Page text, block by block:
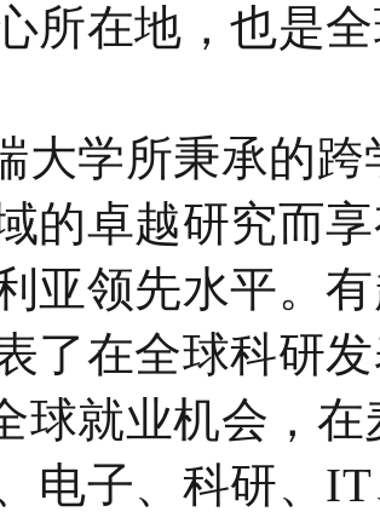
所在地，也是
大学所秉承的
的卓越研究而
亚领先水平。
了在全球科研
球就业机会，
电子、科研、